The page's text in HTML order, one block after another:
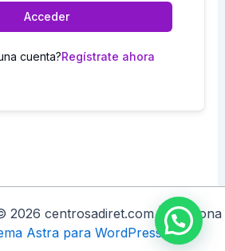
Acceder
cuenta?Regístrate ahora
2026 centrosadiret.com | Funciona
Astra para WordPress